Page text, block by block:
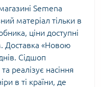
Semena
матеріал тільки в
ціни доступні
Доставка «Новою
Сідшоп
реалізує насіння
в ті країни, де